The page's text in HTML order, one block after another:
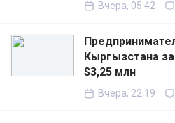
Вчера, 05:42
Кыргызстана
$3,25 млн
Вчера, 22:19